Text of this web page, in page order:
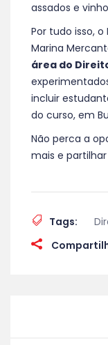
assados e
Por tudo isso, o
Marina
área do
incluir
do curso, em
Não perca a
mais e
Tags: